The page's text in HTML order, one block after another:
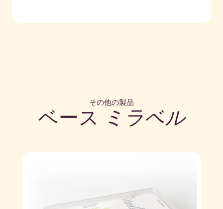
その他の製品
ベース ミラベル